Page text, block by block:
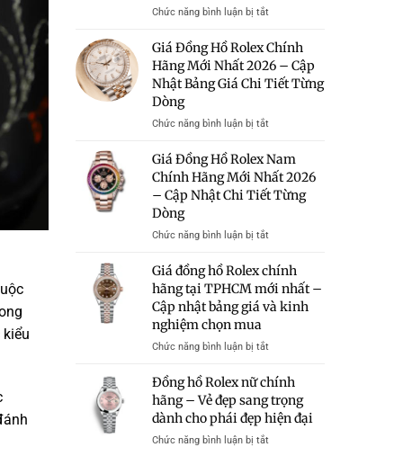
Rolex
Sở
Hữu
2026
–
Bảng
Kinh
Chọn
Mua
Chức năng bình luận bị tắtở
Hồ
Giá
50
Gợi
Ý
Những
Chính
Trong
Tầm
Giá
Giá Đồng Hồ Rolex Chính
Hãng Mới Nhất 2026 – Cập
Nhật Bảng Giá Chi Tiết Từng
Dòng
Chức năng bình luận bị tắtở
Đồng
Hồ
Rolex
Chính
–
Cập
Nhật
Chi
Từng
Dòng
Giá Đồng Hồ Rolex Nam
Chính Hãng Mới Nhất 2026
– Cập Nhật Chi Tiết Từng
Dòng
Chức năng bình luận bị tắtở
Đồng
Hồ
Rolex
Nam
2026
–
Cập
Giá đồng hồ Rolex chính
hãng tại TPHCM mới nhất –
Cập nhật bảng giá và kinh
nghiệm chọn mua
Chức năng bình luận bị tắtở
đồng
Rolex
chính
hãng
Đồng hồ Rolex nữ chính
hãng – Vẻ đẹp sang trọng
dành cho phái đẹp hiện đại
Chức năng bình luận bị tắtở